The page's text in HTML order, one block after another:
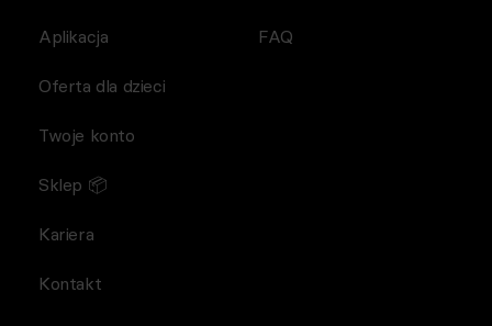
Aplikacja FAQ
Oferta dla dzieci
Twoje konto
Sklep 📦
Kariera
Kontakt